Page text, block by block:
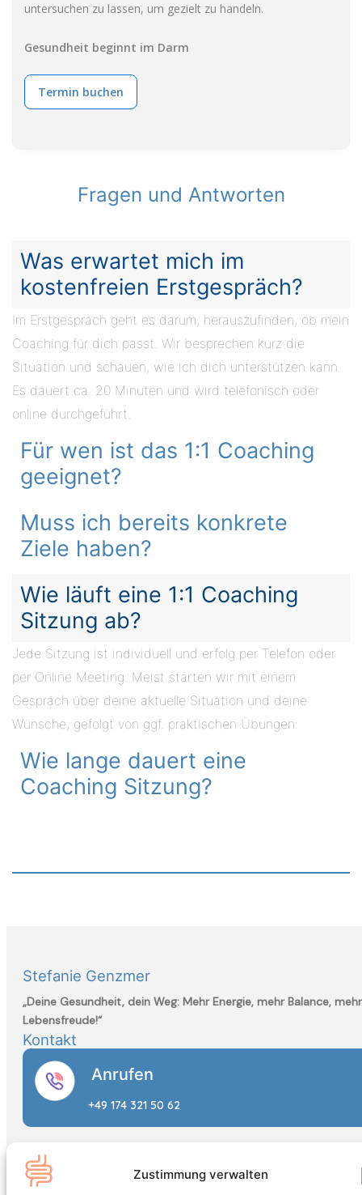
Zustimmung verwalten
untersuchen zu lassen, um gezielt zu handeln.
Gesundheit beginnt im Darm
Termin buchen
Fragen und Antworten
Was erwartet mich im
kostenfreien Erstgespräch?
Im Erstgespräch geht es darum, herauszufinden, ob mein
Coaching für dich passt. Wir besprechen kurz die
Situation und schauen, wie ich dich unterstützen kann.
Es dauert ca. 20 Minuten und wird telefonisch oder
online durchgeführt.
Für wen ist das 1:1 Coaching
geeignet?
Muss ich bereits konkrete
Ziele haben?
Wie läuft eine 1:1 Coaching
Sitzung ab?
Jede Sitzung ist individuell und erfolg per Telefon oder
per Online Meeting. Meist starten wir mit einem
Gespräch über deine aktuelle Situation und deine
Wünsche, gefolgt von ggf. praktischen Übungen.
Wie lange dauert eine
Coaching Sitzung?
Stefanie Genzmer
„Deine Gesundheit, dein Weg: Mehr Energie, mehr Balance, mehr
Lebensfreude!“
Kontakt
Anrufen
+49 174 321 50 62
WordPress:die netztaucher